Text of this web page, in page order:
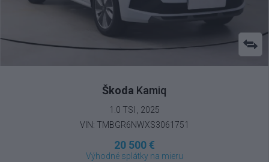
Škoda Kamiq
1.0 TSI , 2025
VIN: TMBGR6NWXS3061751
20 500 €
Výhodné splátky na mieru